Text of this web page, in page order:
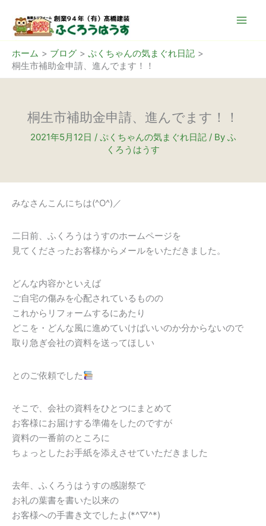
ッ
ホーム ブログ
ぷくちゃんの気まぐれ日記
桐生市補助金申請、進んでます！！
桐生市補助金申請、進んでます！！
2021年5月12日 / ぷくちゃんの気まぐれ日記/ By ふ
くろうはうす
みなさんこんにちは(^O^)／
二日前、ふくろうはうすのホームページを
見てくださったお客様からメールをいただきました。
どんな内容かといえば
ご自宅の傷みを心配されているものの
これからリフォームするにあたり
どこを・どんな風に進めていけばいいのか分からないので
取り急ぎ会社の資料を送ってほしい
とのご依頼でした
そこで、会社の資料をひとつにまとめて
お客様にお届けする準備をしたのですが
資料の一番前のところに
ちょっとしたお手紙を添えさせていただきました
去年、ふくろうはうすの感謝祭で
お礼の葉書を書いた以来の
お客様への手書き文でしたよ(*^▽^*)